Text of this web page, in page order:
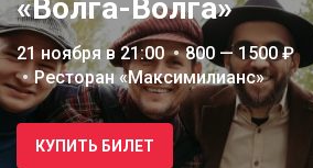
«Волга-Волга»
21 ноября в 21:00
800 — 1500 ₽
Ресторан «Максимилианс»
КУПИТЬ БИЛЕТ